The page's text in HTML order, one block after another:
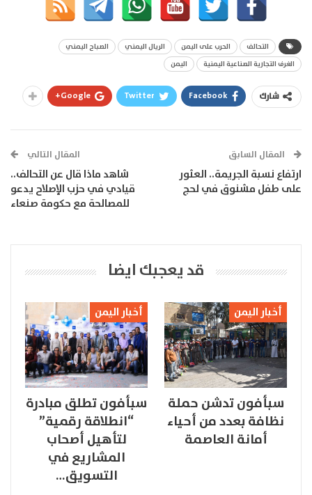
التحالف الحرب على اليمن الريال اليمني
الصباح اليمني
الغرف التجارية الصناعية اليمنية
اليمن
شارك Facebook
Twitter
Google+
المقال السابق
ارتفاع نسبة الجريمة.. العثور
على طفل مشنوق في لحج
المقال التالي
شاهد ماذا قال عن التحالف..
قيادي في حزب الإصلاح يدعو
للمصالحة مع حكومة صنعاء
قد يعجبك ايضا
أخبار اليمن
سبأفون تدشن حملة
نظافة بعدد من أحياء
أمانة العاصمة
أخبار اليمن
سبأفون تطلق مبادرة
“انطلاقة رقمية”
لتأهيل أصحاب
المشاريع في
التسويق…